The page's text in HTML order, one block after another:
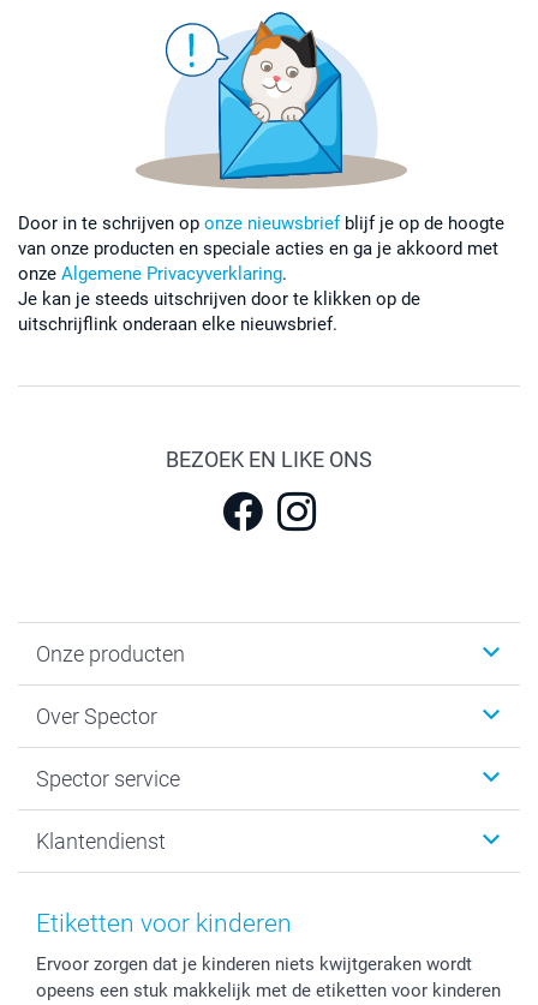
Door in te schrijven op onze nieuwsbrief blijf je op de hoogte
van onze producten en speciale acties en ga je akkoord met
onze Algemene Privacyverklaring.
Je kan je steeds uitschrijven door te klikken op de
uitschrijflink onderaan elke nieuwsbrief.
BEZOEK EN LIKE ONS
Onze producten
Kaartjes
Fotoboeken
Fotoprints, Fotoposter & Fotoalbum met fotoprints
Fotokaders, Decoratie en Snoepjes
Stickers en Etiketten
Over Spector
Sitemap
Privacybeleid
Spector service
smartbonus
Mijn orderstatus
Klantendienst
Etiketten voor kinderen
Ervoor zorgen dat je kinderen niets kwijtgeraken wordt
opeens een stuk makkelijk met de etiketten voor kinderen